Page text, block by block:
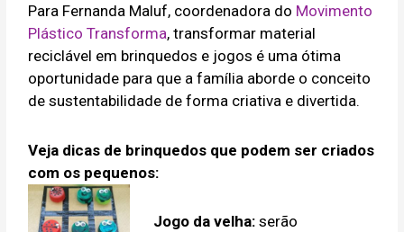
Para Fernanda Maluf, coordenadora do Movimento
Plástico Transforma, transformar material
reciclável em brinquedos e jogos é uma ótima
oportunidade para que a família aborde o conceito
de sustentabilidade de forma criativa e divertida.
Veja dicas de brinquedos que podem ser criados
com os pequenos:
Jogo da velha: serão